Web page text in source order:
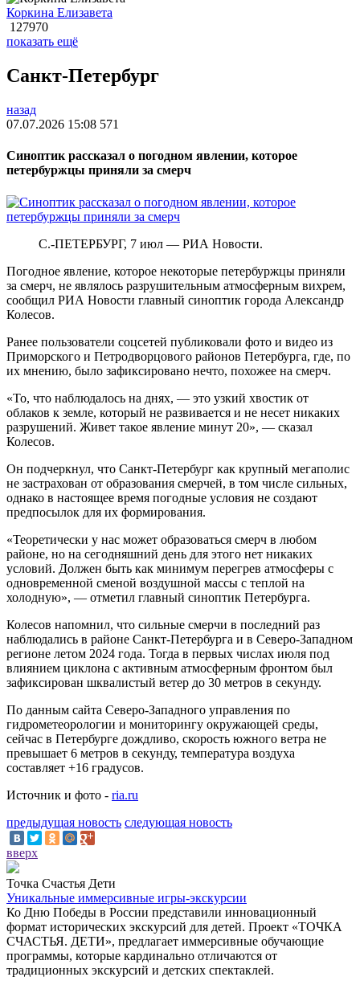
Коркина Елизавета
127970
показать ещё
Санкт-Петербург
назад
07.07.2026 15:08 571
Синоптик рассказал о погодном явлении, которое
петербуржцы приняли за смерч
С.-ПЕТЕРБУРГ, 7 июл — РИА Новости.
Погодное явление, которое некоторые петербуржцы приняли
за смерч, не являлось разрушительным атмосферным вихрем,
сообщил РИА Новости главный синоптик города Александр
Колесов.
Ранее пользователи соцсетей публиковали фото и видео из
Приморского и Петродворцового районов Петербурга, где, по
их мнению, было зафиксировано нечто, похожее на смерч.
«То, что наблюдалось на днях, — это узкий хвостик от
облаков к земле, который не развивается и не несет никаких
разрушений. Живет такое явление минут 20», — сказал
Колесов.
Он подчеркнул, что Санкт-Петербург как крупный мегаполис
не застрахован от образования смерчей, в том числе сильных,
однако в настоящее время погодные условия не создают
предпосылок для их формирования.
«Теоретически у нас может образоваться смерч в любом
районе, но на сегодняшний день для этого нет никаких
условий. Должен быть как минимум перегрев атмосферы с
одновременной сменой воздушной массы с теплой на
холодную», — отметил главный синоптик Петербурга.
Колесов напомнил, что сильные смерчи в последний раз
наблюдались в районе Санкт-Петербурга и в Северо-Западном
регионе летом 2024 года. Тогда в первых числах июля под
влиянием циклона с активным атмосферным фронтом был
зафиксирован шквалистый ветер до 30 метров в секунду.
По данным сайта Северо-Западного управления по
гидрометеорологии и мониторингу окружающей среды,
сейчас в Петербурге дождливо, скорость южного ветра не
превышает 6 метров в секунду, температура воздуха
составляет +16 градусов.
Источник и фото - ria.ru
предыдущая новость следующая новость
вверх
Точка Счастья Дети
Уникальные иммерсивные игры-экскурсии
Ко Дню Победы в России представили инновационный
формат исторических экскурсий для детей. Проект «ТОЧКА
СЧАСТЬЯ. ДЕТИ», предлагает иммерсивные обучающие
программы, которые кардинально отличаются от
традиционных экскурсий и детских спектаклей.